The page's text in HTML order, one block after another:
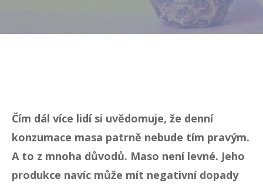
Čím dál více lidí si uvědomuje, že denní
konzumace masa patrně nebude tím pravým.
A to z mnoha důvodů. Maso není levné. Jeho
produkce navíc může mít negativní dopady